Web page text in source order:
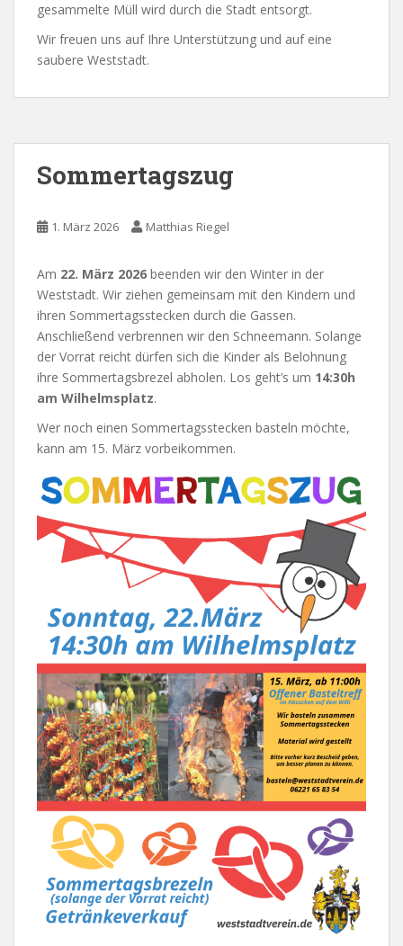
gesammelte Müll wird durch die Stadt entsorgt.
Wir freuen uns auf Ihre Unterstützung und auf eine
saubere Weststadt.
Sommertagszug
1. März 2026 Matthias Riegel
Am 22. März 2026 beenden wir den Winter in der
Weststadt. Wir ziehen gemeinsam mit den Kindern und
ihren Sommertagsstecken durch die Gassen.
Anschließend verbrennen wir den Schneemann. Solange
der Vorrat reicht dürfen sich die Kinder als Belohnung
ihre Sommertagsbrezel abholen. Los geht’s um 14:30h
am Wilhelmsplatz.
Wer noch einen Sommertagsstecken basteln möchte,
kann am 15. März vorbeikommen.